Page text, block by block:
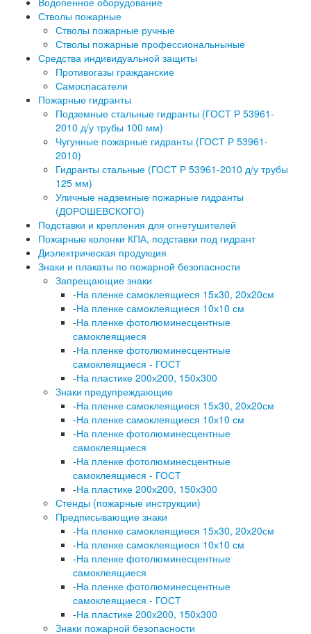
Стволы пожарные
Стволы пожарные ручные
Стволы пожарные профессиональныные
Средства индивидуальной защиты
Противогазы гражданские
Самоспасатели
Пожарные гидранты
Подземные стальные гидранты (ГОСТ Р 53961-
2010 д/у трубы 100 мм)
Чугунные пожарные гидранты (ГОСТ Р 53961-
2010)
Гидранты стальные (ГОСТ Р 53961-2010 д/у трубы
125 мм)
Уличные надземные пожарные гидранты
(ДОРОШЕВСКОГО)
Подставки и крепления для огнетушителей
Пожарные колонки КПА, подставки под гидрант
Диэлектрическая продукция
Знаки и плакаты по пожарной безопасности
Запрещающие знаки
-На пленке самоклеящиеся 15х30, 20х20см
-На пленке самоклеящиеся 10х10 см
-На пленке фотолюминесцентные
самоклеящиеся
-На пленке фотолюминесцентные
самоклеящиеся - ГОСТ
-На пластике 200х200, 150х300
Знаки предупреждающие
-На пленке самоклеящиеся 15х30, 20х20см
-На пленке самоклеящиеся 10х10 см
-На пленке фотолюминесцентные
самоклеящиеся
-На пленке фотолюминесцентные
самоклеящиеся - ГОСТ
-На пластике 200х200, 150х300
Стенды (пожарные инструкции)
Предписывающие знаки
-На пленке самоклеящиеся 15х30, 20х20см
-На пленке самоклеящиеся 10х10 см
-На пленке фотолюминесцентные
самоклеящиеся
-На пленке фотолюминесцентные
самоклеящиеся - ГОСТ
-На пластике 200х200, 150х300
Знаки пожарной безопасности